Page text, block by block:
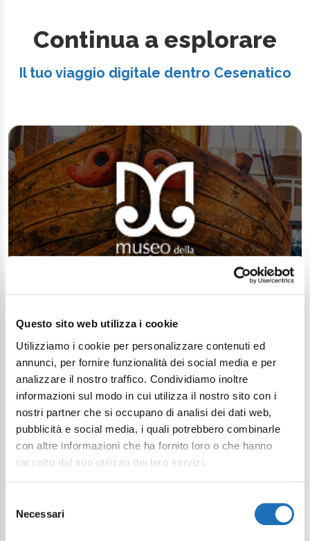
Questo sito web utilizza i cookie
Utilizziamo i cookie per personalizzare contenuti ed
annunci, per fornire funzionalità dei social media e per
analizzare il nostro traffico. Condividiamo inoltre
informazioni sul modo in cui utilizza il nostro sito con i
nostri partner che si occupano di analisi dei dati web,
pubblicità e social media, i quali potrebbero combinarle
con altre informazioni che ha fornito loro o che hanno
raccolto dal suo utilizzo dei loro servizi.
delNecessari
Continua a esplorare
Il tuo viaggio digitale dentro Cesenatico